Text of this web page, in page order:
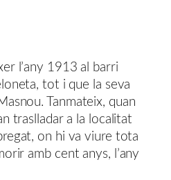
l’any 1913 al barri
tot i que la seva
Tanmateix, quan
traslladar a la localitat
on hi va viure tota
amb cent anys, l’any